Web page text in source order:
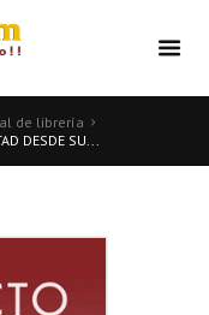
de librería
DESDE SU...